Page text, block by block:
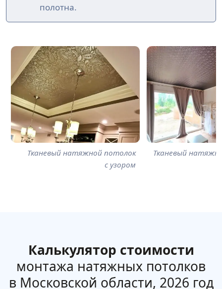
полотна.
Тканевый натяжной потолок
с узором
Тканевый
Калькулятор стоимости
монтажа натяжных потолков
в Московской области, 2026 год